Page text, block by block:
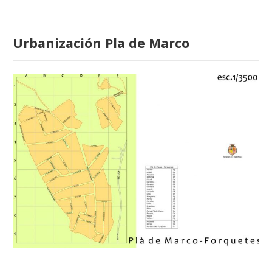
Urbanización Pla de Marco